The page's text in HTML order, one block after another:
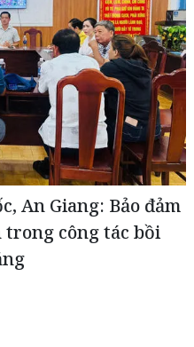
An Giang: Bảo đảm
công tác bồi